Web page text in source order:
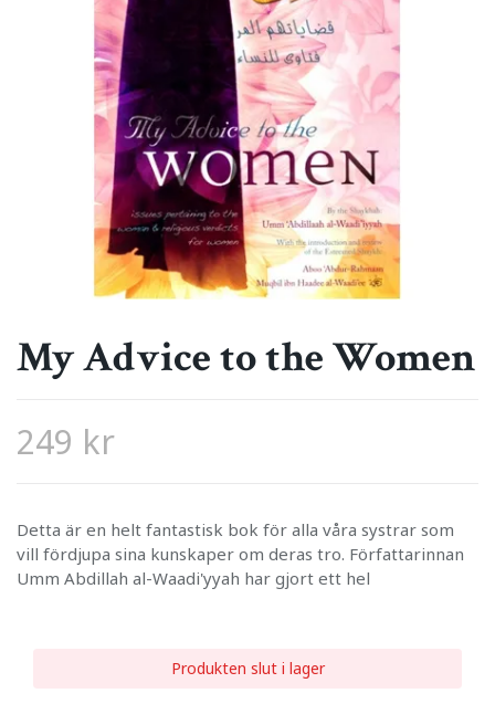
My Advice to the Women
249 kr
Detta är en helt fantastisk bok för alla våra systrar som
vill fördjupa sina kunskaper om deras tro. Författarinnan
Umm Abdillah al-Waadi'yyah har gjort ett hel
Produkten slut i lager